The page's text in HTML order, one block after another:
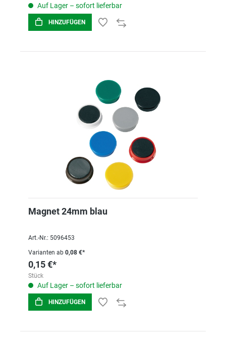
Auf Lager – sofort lieferbar
HINZUFÜGEN
Magnet 24mm blau
Art.-Nr.: 5096453
Varianten ab 0,08 €*
0,15 €*
Stück
Auf Lager – sofort lieferbar
HINZUFÜGEN